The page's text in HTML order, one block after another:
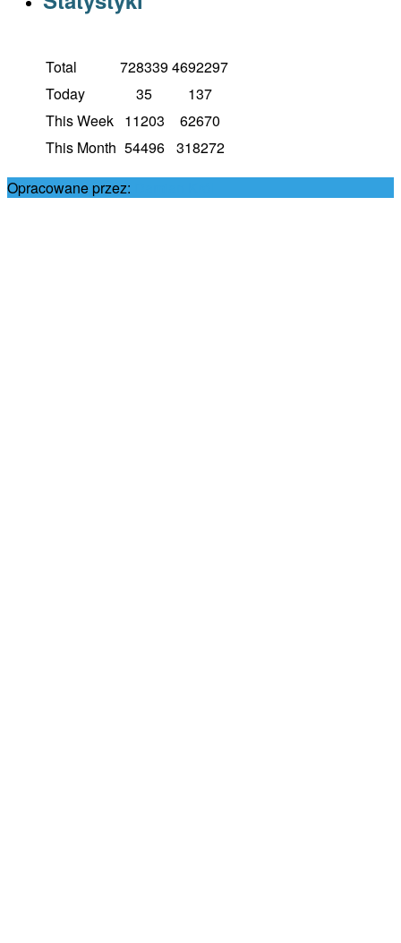
Total 7283394692297
Today
35
137
This Week 11203
62670
This Month 54496 318272
Opracowane przez: